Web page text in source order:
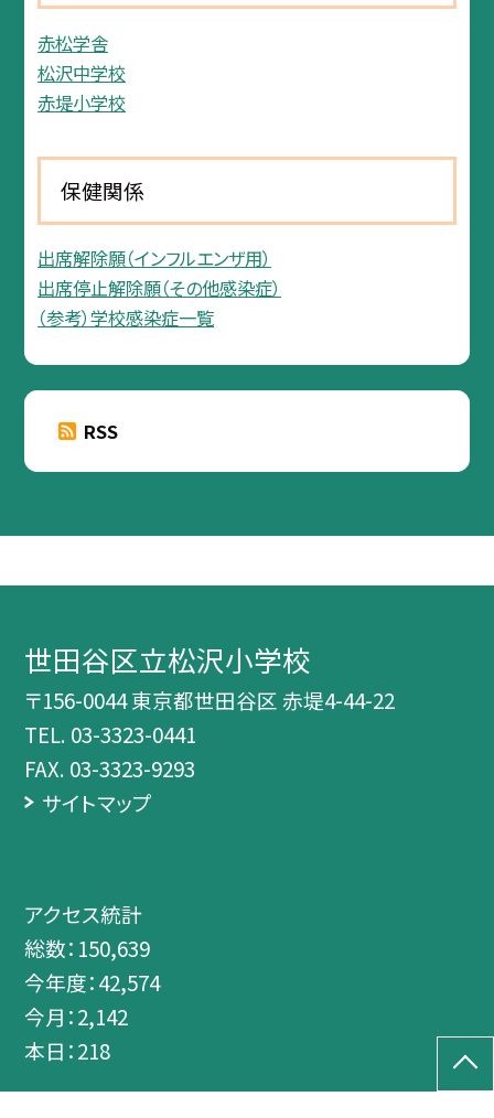
赤松学舎
松沢中学校
赤堤小学校
保健関係
出席解除願（インフルエンザ用）
出席停止解除願（その他感染症）
（参考）学校感染症一覧
RSS
世田谷区立松沢小学校
〒156-0044 東京都世田谷区 赤堤4-44-22
TEL. 03-3323-0441
FAX. 03-3323-9293
サイトマップ
アクセス統計
総数： 150,639
今年度：42,574
今月：2,142
本日：218